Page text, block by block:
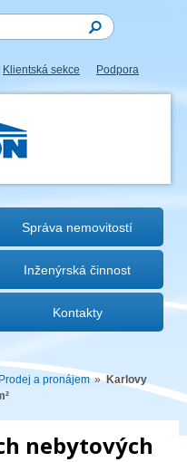
Klientská sekce Podpora
Správa nemovitostí
Inženýrská činnost
Kontakty
Prodej a pronájem » Karlovy
nebytových